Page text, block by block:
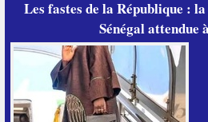
Les fastes de la République :
Sénégal attendue